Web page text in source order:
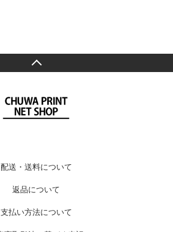
配送・送料について
返品について
支払い方法について